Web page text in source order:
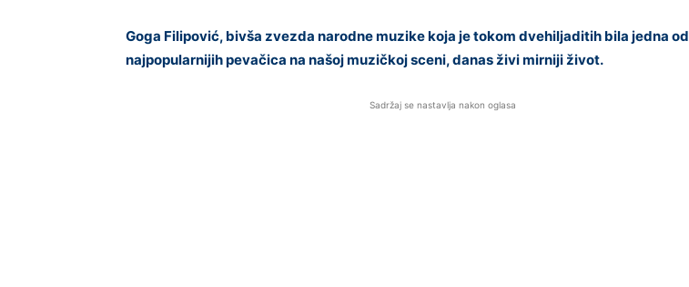
Goga Filipović, bivša zvezda narodne muzike koja je tokom dvehiljaditih bila jedna od
najpopularnijih pevačica na našoj muzičkoj sceni, danas živi mirniji život.
Sadržaj se nastavlja nakon oglasa